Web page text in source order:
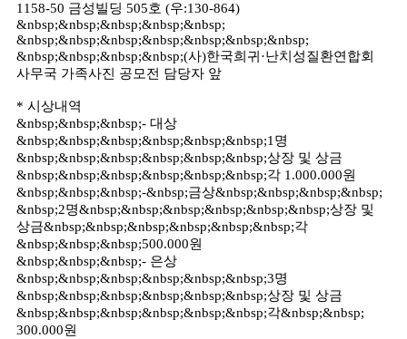
1158-50 금성빌딩 505호 (우:130-864)
&nbsp;&nbsp;&nbsp;&nbsp;&nbsp;
&nbsp;&nbsp;&nbsp;&nbsp;&nbsp;&nbsp;&nbsp;
&nbsp;&nbsp;&nbsp;&nbsp;(사)한국희귀·난치성질환연합회
사무국 가족사진 공모전 담당자 앞
* 시상내역
&nbsp;&nbsp;&nbsp;- 대상
&nbsp;&nbsp;&nbsp;&nbsp;&nbsp;&nbsp;1명
&nbsp;&nbsp;&nbsp;&nbsp;&nbsp;&nbsp;상장 및 상금
&nbsp;&nbsp;&nbsp;&nbsp;&nbsp;&nbsp;각 1.000.000원
&nbsp;&nbsp;&nbsp;-&nbsp;금상&nbsp;&nbsp;&nbsp;&nbsp;
&nbsp;2명&nbsp;&nbsp;&nbsp;&nbsp;&nbsp;&nbsp;상장 및
상금&nbsp;&nbsp;&nbsp;&nbsp;&nbsp;&nbsp;각
&nbsp;&nbsp;&nbsp;500.000원
&nbsp;&nbsp;&nbsp;- 은상
&nbsp;&nbsp;&nbsp;&nbsp;&nbsp;&nbsp;3명
&nbsp;&nbsp;&nbsp;&nbsp;&nbsp;&nbsp;상장 및 상금
&nbsp;&nbsp;&nbsp;&nbsp;&nbsp;&nbsp;각&nbsp;&nbsp;
300.000원